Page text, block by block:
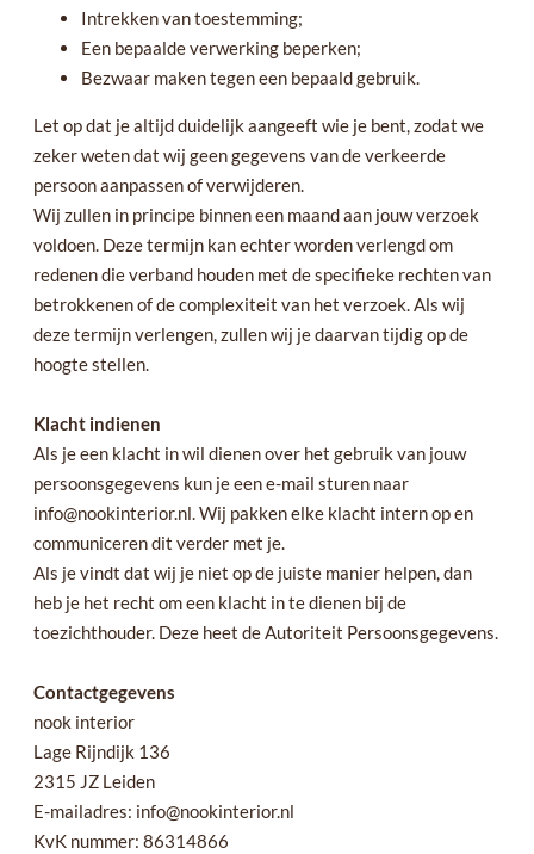
Intrekken van toestemming;
Een bepaalde verwerking beperken;
Bezwaar maken tegen een bepaald gebruik.
Let op dat je altijd duidelijk aangeeft wie je bent, zodat we
zeker weten dat wij geen gegevens van de verkeerde
persoon aanpassen of verwijderen.
Wij zullen in principe binnen een maand aan jouw verzoek
voldoen. Deze termijn kan echter worden verlengd om
redenen die verband houden met de specifieke rechten van
betrokkenen of de complexiteit van het verzoek. Als wij
deze termijn verlengen, zullen wij je daarvan tijdig op de
hoogte stellen.
Klacht indienen
Als je een klacht in wil dienen over het gebruik van jouw
persoonsgegevens kun je een e-mail sturen naar
info@nookinterior.nl. Wij pakken elke klacht intern op en
communiceren dit verder met je.
Als je vindt dat wij je niet op de juiste manier helpen, dan
heb je het recht om een klacht in te dienen bij de
toezichthouder. Deze heet de Autoriteit Persoonsgegevens.
Contactgegevens
nook interior
Lage Rijndijk 136
2315 JZ Leiden
E-mailadres: info@nookinterior.nl
KvK nummer: 86314866